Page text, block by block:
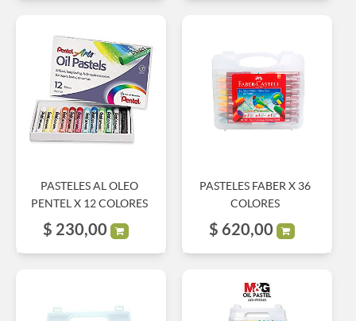
PASTELES AL OLEO
PENTEL X 12 COLORES
$ 230,00
PASTELES FABER X 36
COLORES
$ 620,00